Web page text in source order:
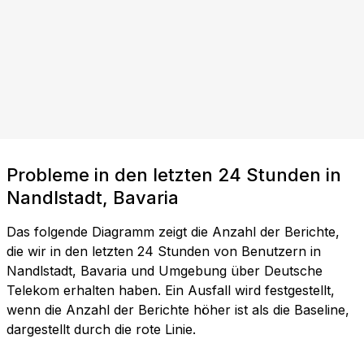
Probleme in den letzten 24 Stunden in
Nandlstadt, Bavaria
Das folgende Diagramm zeigt die Anzahl der Berichte,
die wir in den letzten 24 Stunden von Benutzern in
Nandlstadt, Bavaria und Umgebung über Deutsche
Telekom erhalten haben. Ein Ausfall wird festgestellt,
wenn die Anzahl der Berichte höher ist als die Baseline,
dargestellt durch die rote Linie.